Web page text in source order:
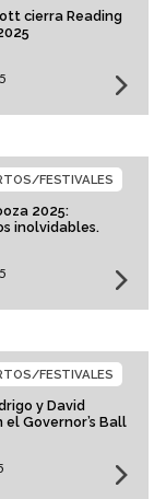
cierra Reading
2025:
inolvidables.
FESTIVALES
y David
el Governor’s Ball
FESTIVALES